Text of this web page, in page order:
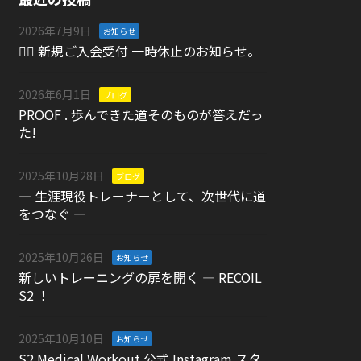
2026年7月9日 お知らせ
🏋️‍♀️ 新規ご入会受付 一時休止のお知らせ。
2026年6月1日 ブログ
PROOF . 歩んできた道そのものが答えだっ
た!
2025年10月28日 ブログ
― 生涯現役トレーナーとして、次世代に道
をつなぐ ―
2025年10月26日 お知らせ
新しいトレーニングの扉を開く ― RECOIL
S2 ！
2025年10月10日 お知らせ